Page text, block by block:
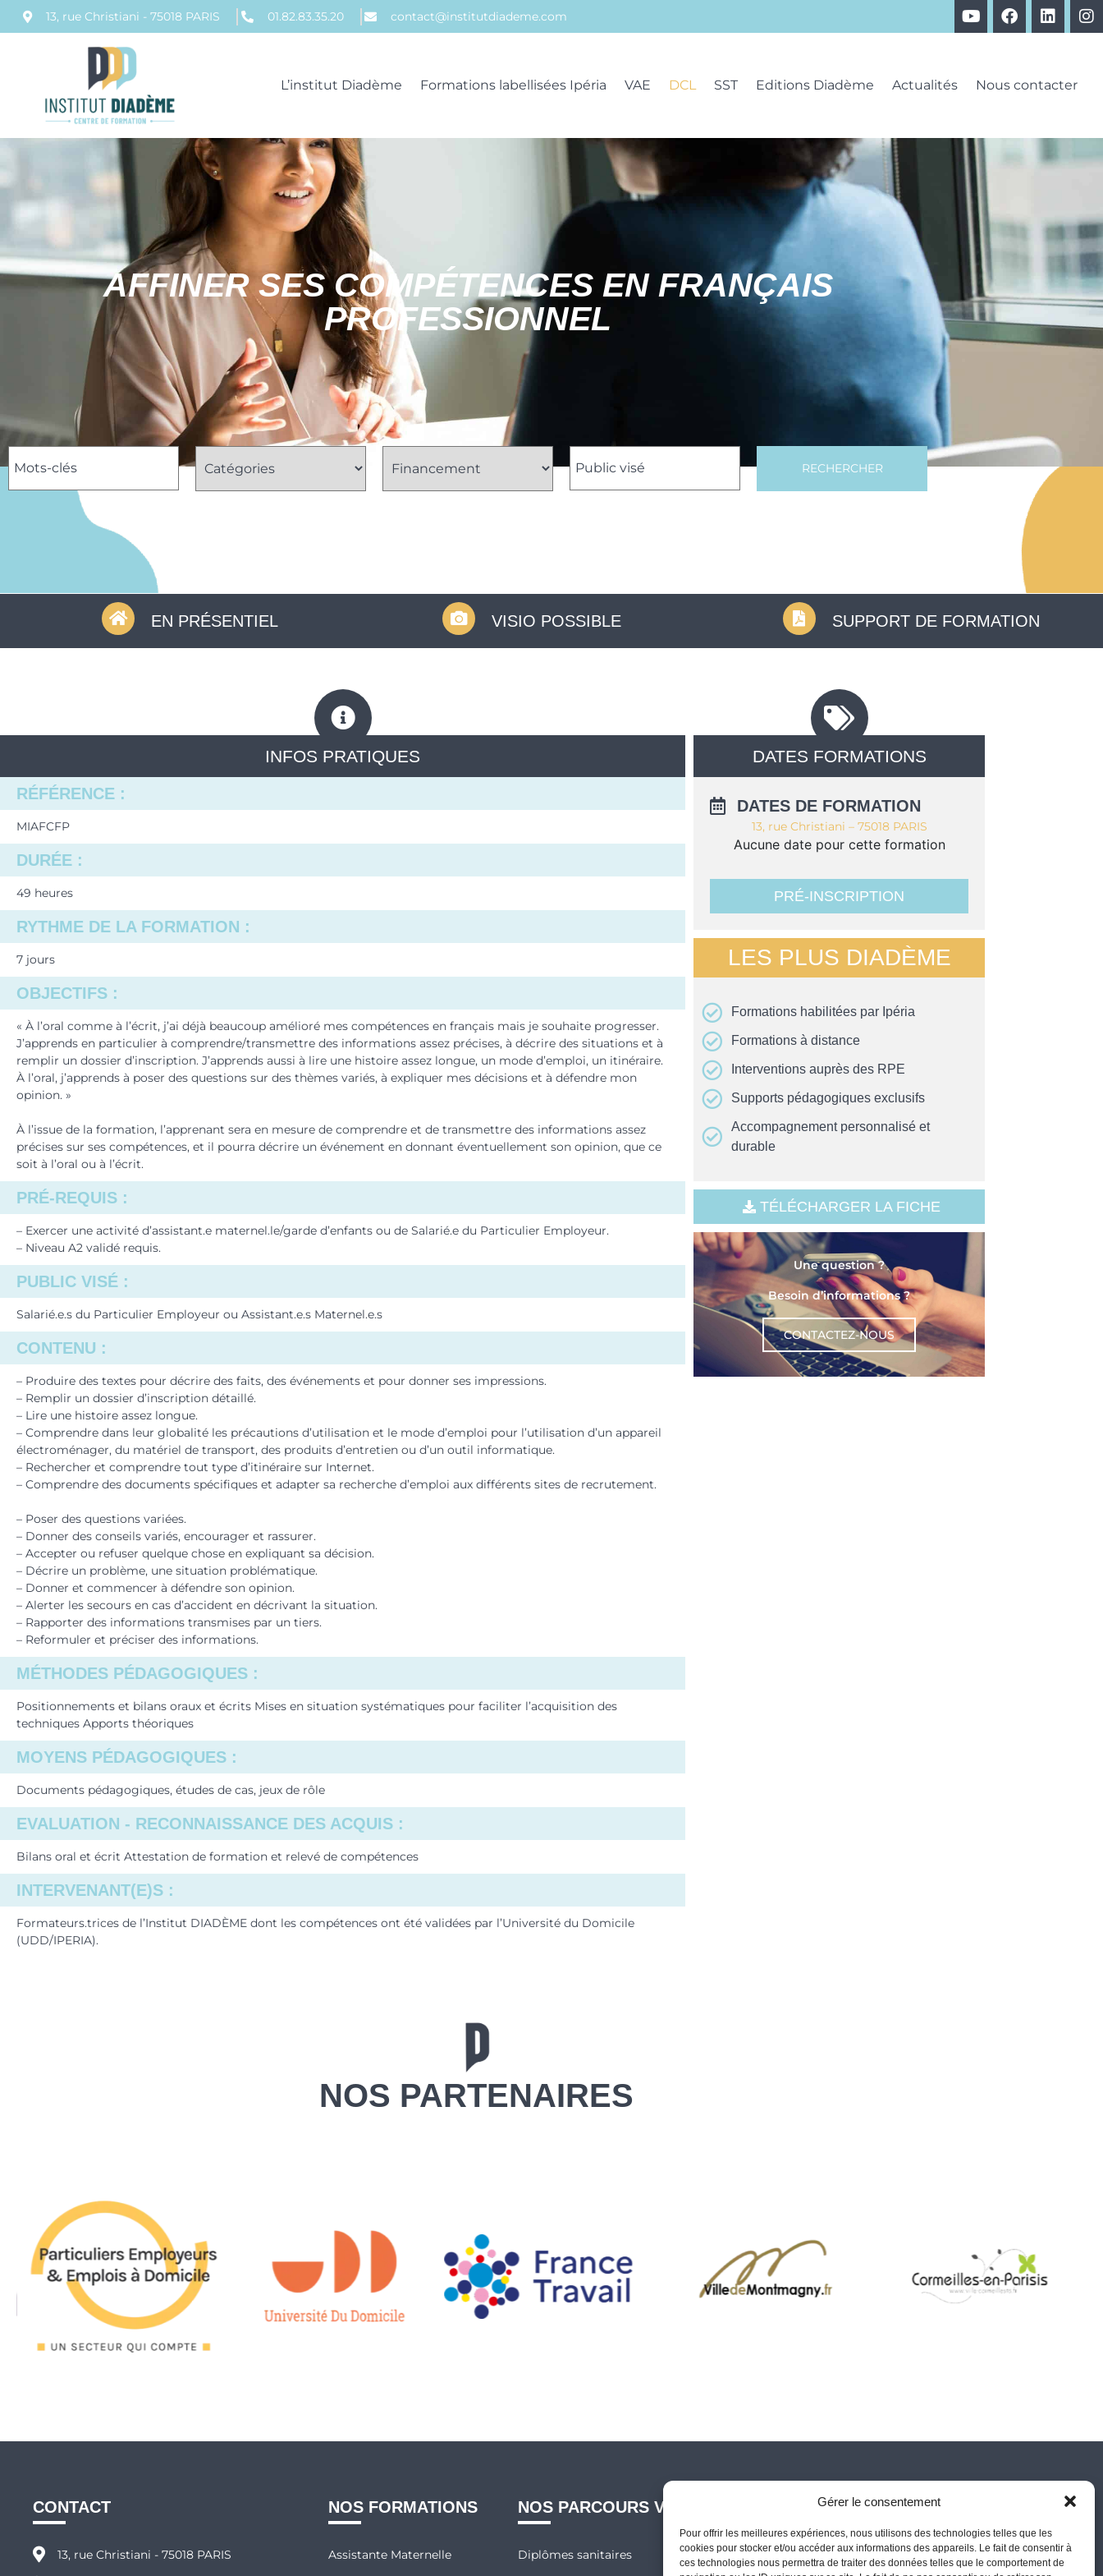
Gérer le consentement
Pour offrir les meilleures expériences, nous utilisons des technologies telles que les
cookies pour stocker et/ou accéder aux informations des appareils. Le fait de consentir à
ces technologies nous permettra de traiter des données telles que le comportement de
13, rue Christiani - 75018 PARIS 01.82.83.35.20 contact@institutdiademe.com
L’institut Diadème Formations labellisées Ipéria VAE DCL SST Editions Diadème Actualités Nous contacter
AFFINER SES COMPÉTENCES EN FRANÇAIS
PROFESSIONNEL
RECHERCHER
EN PRÉSENTIEL VISIO POSSIBLE SUPPORT DE FORMATION
INFOS PRATIQUES
RÉFÉRENCE :
MIAFCFP
DURÉE :
49 heures
RYTHME DE LA FORMATION :
7 jours
OBJECTIFS :
« À l’oral comme à l’écrit, j’ai déjà beaucoup amélioré mes compétences en français mais je souhaite progresser.
J’apprends en particulier à comprendre/transmettre des informations assez précises, à décrire des situations et à
remplir un dossier d’inscription. J’apprends aussi à lire une histoire assez longue, un mode d’emploi, un itinéraire.
À l’oral, j’apprends à poser des questions sur des thèmes variés, à expliquer mes décisions et à défendre mon
opinion. »
À l’issue de la formation, l’apprenant sera en mesure de comprendre et de transmettre des informations assez
précises sur ses compétences, et il pourra décrire un événement en donnant éventuellement son opinion, que ce
soit à l’oral ou à l’écrit.
PRÉ-REQUIS :
– Exercer une activité d’assistant.e maternel.le/garde d’enfants ou de Salarié.e du Particulier Employeur.
– Niveau A2 validé requis.
PUBLIC VISÉ :
Salarié.e.s du Particulier Employeur ou Assistant.e.s Maternel.e.s
CONTENU :
– Produire des textes pour décrire des faits, des événements et pour donner ses impressions.
– Remplir un dossier d’inscription détaillé.
– Lire une histoire assez longue.
– Comprendre dans leur globalité les précautions d’utilisation et le mode d’emploi pour l’utilisation d’un appareil
électroménager, du matériel de transport, des produits d’entretien ou d’un outil informatique.
– Rechercher et comprendre tout type d’itinéraire sur Internet.
– Comprendre des documents spécifiques et adapter sa recherche d’emploi aux différents sites de recrutement.
– Poser des questions variées.
– Donner des conseils variés, encourager et rassurer.
– Accepter ou refuser quelque chose en expliquant sa décision.
– Décrire un problème, une situation problématique.
– Donner et commencer à défendre son opinion.
– Alerter les secours en cas d’accident en décrivant la situation.
– Rapporter des informations transmises par un tiers.
– Reformuler et préciser des informations.
MÉTHODES PÉDAGOGIQUES :
Positionnements et bilans oraux et écrits Mises en situation systématiques pour faciliter l’acquisition des
techniques Apports théoriques
MOYENS PÉDAGOGIQUES :
Documents pédagogiques, études de cas, jeux de rôle
EVALUATION - RECONNAISSANCE DES ACQUIS :
Bilans oral et écrit Attestation de formation et relevé de compétences
INTERVENANT(E)S :
Formateurs.trices de l’Institut DIADÈME dont les compétences ont été validées par l’Université du Domicile
(UDD/IPERIA).
DATES FORMATIONS
DATES DE FORMATION
13, rue Christiani – 75018 PARIS
Aucune date pour cette formation
PRÉ-INSCRIPTION
LES PLUS DIADÈME
Formations habilitées par Ipéria
Formations à distance
Interventions auprès des RPE
Supports pédagogiques exclusifs
Accompagnement personnalisé et
durable
TÉLÉCHARGER LA FICHE
Une question ?
Besoin d’informations ?
CONTACTEZ-NOUS
NOS PARTENAIRES
CONTACT
13, rue Christiani - 75018 PARIS
NOS FORMATIONS
Assistante Maternelle
NOS PARCOURS VAE
Diplômes sanitaires
NOS ÉDITIONS
Comprendre pour réussir
L'INSTITUT DIADÈME
Qui sommes-nous